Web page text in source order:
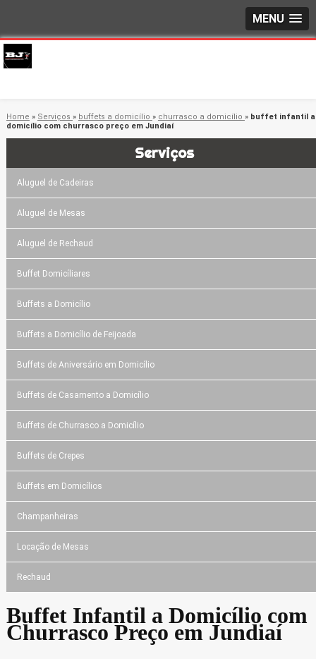
MENU
Home » Serviços » buffets a domicílio » churrasco a domicílio » buffet infantil a
domicílio com churrasco preço em Jundiaí
Serviços
Aluguel de Cadeiras
Aluguel de Mesas
Aluguel de Rechaud
Buffet Domicíliares
Buffets a Domicílio
Buffets a Domicílio de Feijoada
Buffets de Aniversário em Domicílio
Buffets de Casamento a Domicílio
Buffets de Churrasco a Domicílio
Buffets de Crepes
Buffets em Domicílios
Champanheiras
Locação de Mesas
Rechaud
Buffet Infantil a Domicílio com
Churrasco Preço em Jundiaí